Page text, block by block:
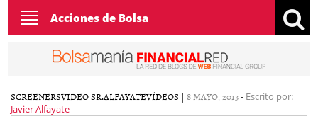
Toggle
navigation
Acciones de Bolsa
SCREENERSVIDEO SR.ALFAYATEVÍDEOS | 8 MAYO, 2013- Escrito por:
Javier Alfayate